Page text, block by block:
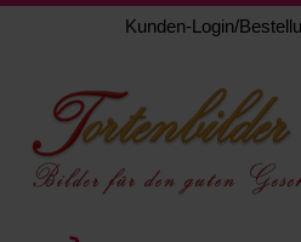
Kunden-Login/